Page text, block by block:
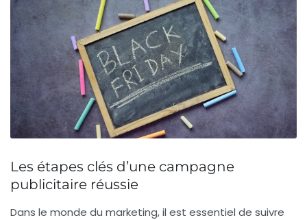
Les étapes clés d’une campagne
publicitaire réussie
Dans le monde du marketing, il est essentiel de suivre